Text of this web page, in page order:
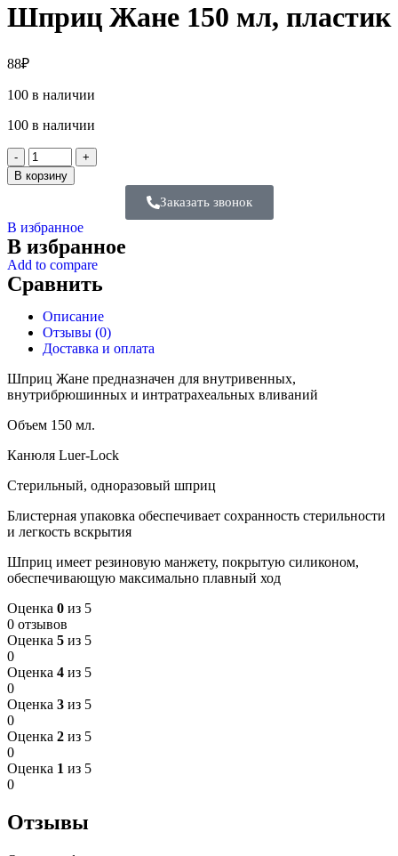
Шприц Жане 150 мл, пластик
88₽
100 в наличии
100 в наличии
В корзину
Заказать звонок
В избранное
В избранное
Add to compare
Сравнить
Описание
Отзывы (0)
Доставка и оплата
Шприц Жане предназначен для внутривенных,
внутрибрюшинных и интратрахеальных вливаний
Объем 150 мл.
Канюля Luer-Lock
Стерильный, одноразовый шприц
Блистерная упаковка обеспечивает сохранность стерильности
и легкость вскрытия
Шприц имеет резиновую манжету, покрытую силиконом,
обеспечивающую максимально плавный ход
Оценка 0 из 5
0 отзывов
Оценка 5 из 5
0
Оценка 4 из 5
0
Оценка 3 из 5
0
Оценка 2 из 5
0
Оценка 1 из 5
0
Отзывы